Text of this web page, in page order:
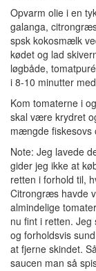
Opvarm olie i en
galanga,
spsk kokosmælk
kødet og lad
løgbåde,
i 8-10 minutter
Kom tomaterne i
skal være krydret
mængde fiskesovs
Note: Jeg lavede
gider jeg ikke at
retten i forhold til,
Citrongræs havde
almindelige
nu fint i retten.
og forholdsvis
at fjerne skindet.
saucen man så